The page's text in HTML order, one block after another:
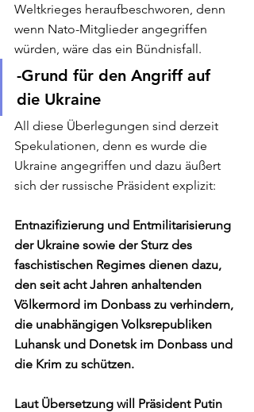
Weltkrieges heraufbeschworen, denn
wenn Nato-Mitglieder angegriffen
würden, wäre das ein Bündnisfall.
-Grund für den Angriff auf
die Ukraine
All diese Überlegungen sind derzeit
Spekulationen, denn es wurde die
Ukraine angegriffen und dazu äußert
sich der russische Präsident explizit:
Entnazifizierung und Entmilitarisierung
der Ukraine sowie der Sturz des
faschistischen Regimes dienen dazu,
den seit acht Jahren anhaltenden
Völkermord im Donbass zu verhindern,
die unabhängigen Volksrepubliken
Luhansk und Donetsk im Donbass und
die Krim zu schützen.
Laut Übersetzung will Präsident Putin